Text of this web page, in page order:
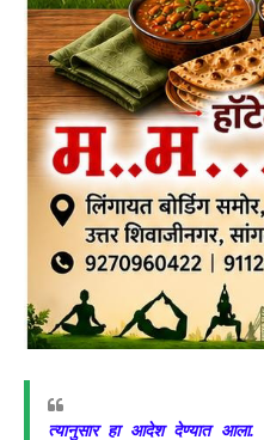
त्यानुसार हा आदेश देण्यात आला.